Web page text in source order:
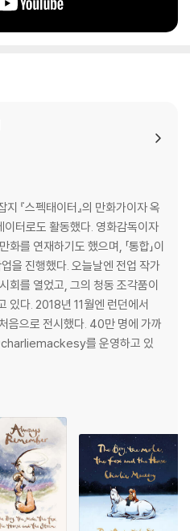
『스펙태이터』의 만화가이자 옥
터로도 활동했다. 영화감독이자
를 연재하기도 했으며, 「통합」이
을 진행했다. 오늘날엔 전업 작가
회를 열었고, 그의 청동 조각품이
있다. 2018년 11월엔 런던에서
음으로 전시했다. 40만 명에 가까
를 운영하고 있